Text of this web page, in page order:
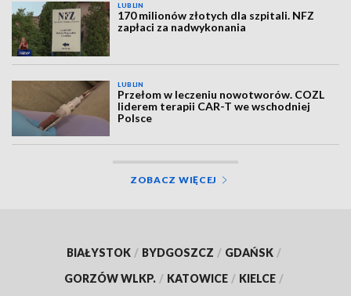
LUBLIN
170 milionów złotych dla szpitali. NFZ
zapłaci za nadwykonania
LUBLIN
Przełom w leczeniu nowotworów. COZL
liderem terapii CAR-T we wschodniej
Polsce
ZOBACZ WIĘCEJ
BIAŁYSTOK / BYDGOSZCZ / GDAŃSK /
GORZÓW WLKP. / KATOWICE / KIELCE /